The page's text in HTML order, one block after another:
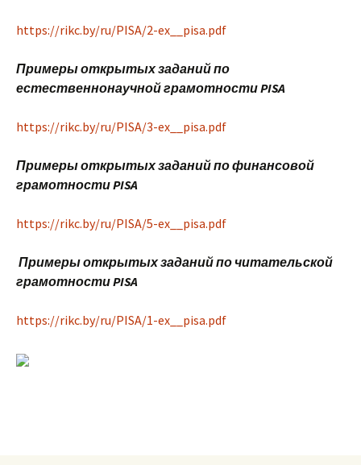
https://rikc.by/ru/PISA/2-ex__pisa.pdf
Примеры открытых заданий по
естественнонаучной грамотности PISA
https://rikc.by/ru/PISA/3-ex__pisa.pdf
Примеры открытых заданий по финансовой
грамотности PISA
https://rikc.by/ru/PISA/5-ex__pisa.pdf
Примеры открытых заданий по читательской
грамотности PISA
https://rikc.by/ru/PISA/1-ex__pisa.pdf